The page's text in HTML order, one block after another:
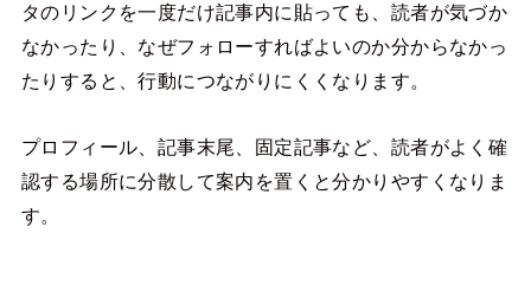
タのリンクを一度だけ記事内に貼っても、読者が気づか
なかったり、なぜフォローすればよいのか分からなかっ
たりすると、行動につながりにくくなります。
プロフィール、記事末尾、固定記事など、読者がよく確
認する場所に分散して案内を置くと分かりやすくなりま
す。